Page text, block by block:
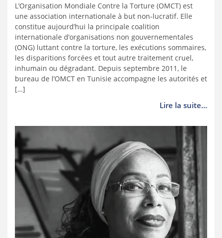
L’Organisation Mondiale Contre la Torture (OMCT) est
une association internationale à but non-lucratif. Elle
constitue aujourd’hui la principale coalition
internationale d’organisations non gouvernementales
(ONG) luttant contre la torture, les exécutions sommaires,
les disparitions forcées et tout autre traitement cruel,
inhumain ou dégradant. Depuis septembre 2011, le
bureau de l’OMCT en Tunisie accompagne les autorités et
[…]
Lire la suite...